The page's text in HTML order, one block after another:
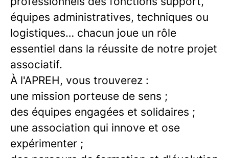
équipes administratives, techniques ou
logistiques… chacun joue un rôle
essentiel dans la réussite de notre projet
associatif.
À l'APREH, vous trouverez :
une mission porteuse de sens ;
des équipes engagées et solidaires ;
une association qui innove et ose
expérimenter ;